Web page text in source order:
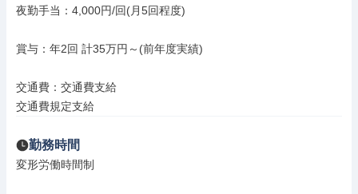
夜勤手当：4,000円/回(月5回程度)
賞与：年2回 計35万円～(前年度実績)
交通費：交通費支給
交通費規定支給
勤務時間
変形労働時間制